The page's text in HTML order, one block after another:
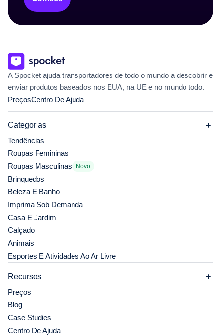
A Spocket ajuda transportadores de todo o mundo a descobrir e
enviar produtos baseados nos EUA, na UE e no mundo todo.
PreçosCentro De Ajuda
Categorias
Tendências
Roupas Femininas
Roupas Masculinas
Novo
Brinquedos
Beleza E Banho
Imprima Sob Demanda
Casa E Jardim
Calçado
Animais
Esportes E Atividades Ao Ar Livre
Recursos
Preços
Blog
Case Studies
Centro De Ajuda